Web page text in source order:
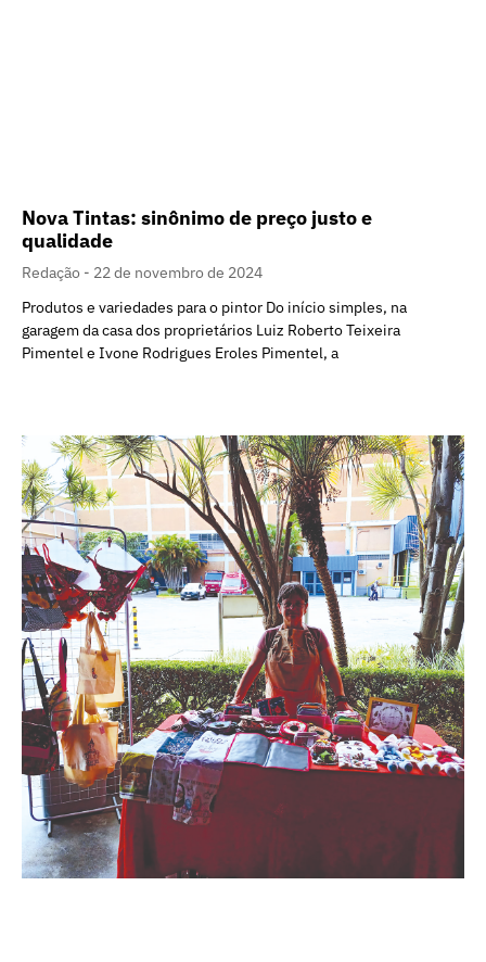
Nova Tintas: sinônimo de preço justo e
qualidade
Redação
22 de novembro de 2024
Produtos e variedades para o pintor Do início simples, na
garagem da casa dos proprietários Luiz Roberto Teixeira
Pimentel e Ivone Rodrigues Eroles Pimentel, a